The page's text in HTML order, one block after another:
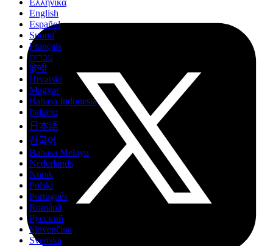
Ελληνικά
English
Español
Suomi
Français
עברית
हिन्दी
Hrvatski
Magyar
Bahasa Indonesia
Italiano
日本語
한국어
Bahasa Melayu
Nederlands
Norsk
Polski
Português
Română
Русский
Slovenčina
Svenska